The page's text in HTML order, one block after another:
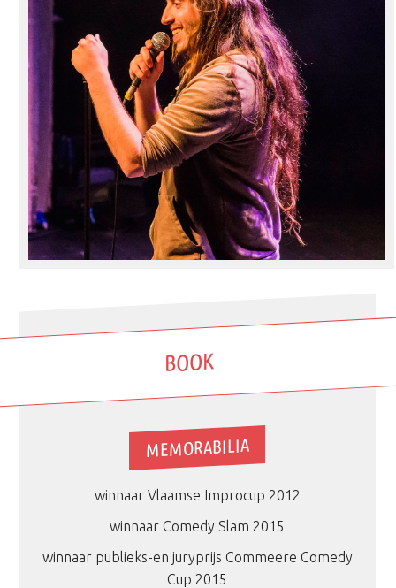
BOOK
MEMORABILIA
winnaar Vlaamse Improcup 2012
winnaar Comedy Slam 2015
winnaar publieks-en juryprijs Commeere Comedy
Cup 2015